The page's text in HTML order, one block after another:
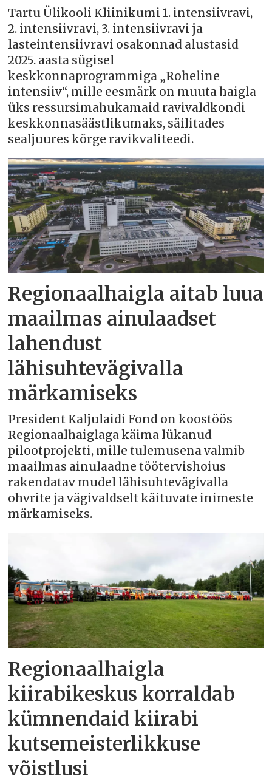
Tartu Ülikooli Kliinikumi 1. intensiivravi,
2. intensiivravi, 3. intensiivravi ja
lasteintensiivravi osakonnad alustasid
2025. aasta sügisel
keskkonnaprogrammiga „Roheline
intensiiv“, mille eesmärk on muuta haigla
üks ressursimahukamaid ravivaldkondi
keskkonnasäästlikumaks, säilitades
sealjuures kõrge ravikvaliteedi.
Regionaalhaigla aitab luua
maailmas ainulaadset
lahendust
lähisuhtevägivalla
märkamiseks
President Kaljulaidi Fond on koostöös
Regionaalhaiglaga käima lükanud
pilootprojekti, mille tulemusena valmib
maailmas ainulaadne töötervishoius
rakendatav mudel lähisuhtevägivalla
ohvrite ja vägivaldselt käituvate inimeste
märkamiseks.
Regionaalhaigla
kiirabikeskus korraldab
kümnendaid kiirabi
kutsemeisterlikkuse
võistlusi